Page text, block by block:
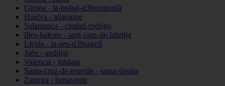
Girona - la-bisbal-d39empordà
Huelva - aljaraque
Salamanca - ciudad-rodrigo
Illes-balears - sant-joan-de-labritja
Lleida - la-seu-d39urgell
Jaén - andújar
Valencia - mislata
Santa-cruz-de-tenerife - santa-úrsula
Zamora - benavente